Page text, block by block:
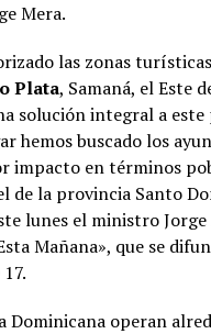
Mera.
las zonas
Plata, Samaná, el Este
solución integral a este
hemos buscado los
impacto en términos
de la provincia Santo
lunes el ministro Jorge
Mañana», que se
Dominicana operan